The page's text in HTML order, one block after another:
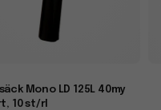
Mono LD 125L 40my
10 st/rl